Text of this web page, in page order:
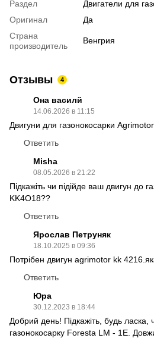
Раздел
Двигатели для
Оригинал
Да
Страна
производитель
Венгрия
Отзывы 4
Она василй
14.06.2026 в 11:15
Двигуни для газонокосарки
Ответить
Misha
08.05.2026 в 21:22
Підкажіть чи підійде ваш двигун до
KK4O18??
Ответить
Ярослав Петруняк
18.10.2025 в 09:36
Потрібен двигун agrimotor kk
Ответить
Юра
30.12.2023 в 18:44
Добрий день! Підкажіть, будь ласка,
газонокосарку Foresta LM - 1E.